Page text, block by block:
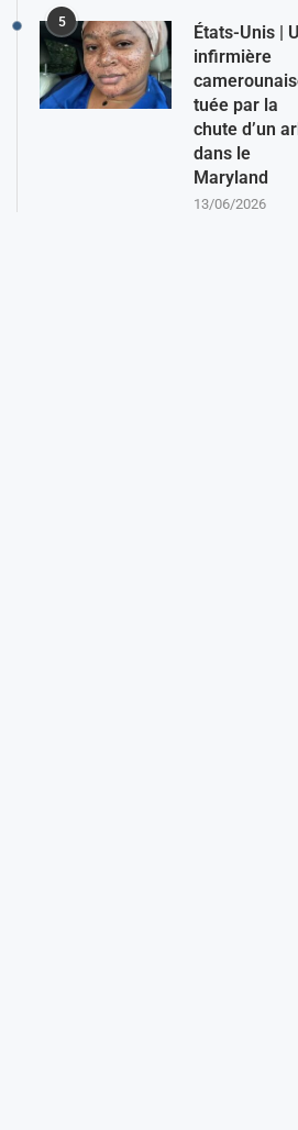
5
États-Unis |
infirmière
tuée par la
chute d’un
dans le
Maryland
13/06/2026